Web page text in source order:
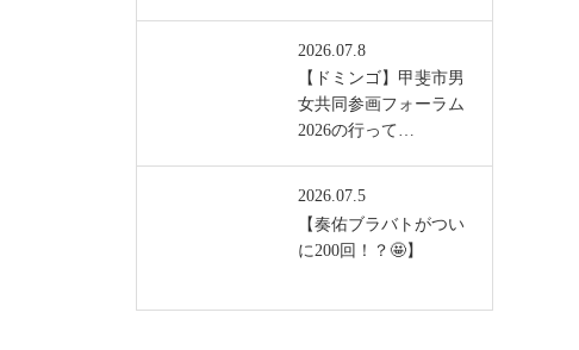
2026.07.8
【ドミンゴ】甲斐市男
女共同参画フォーラム
2026の行って…
2026.07.5
【奏佑ブラバトがつい
に200回！？🤩】